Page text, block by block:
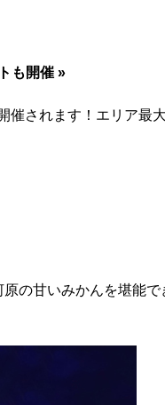
も開催 »
されます！エリア最
の甘いみかんを堪能